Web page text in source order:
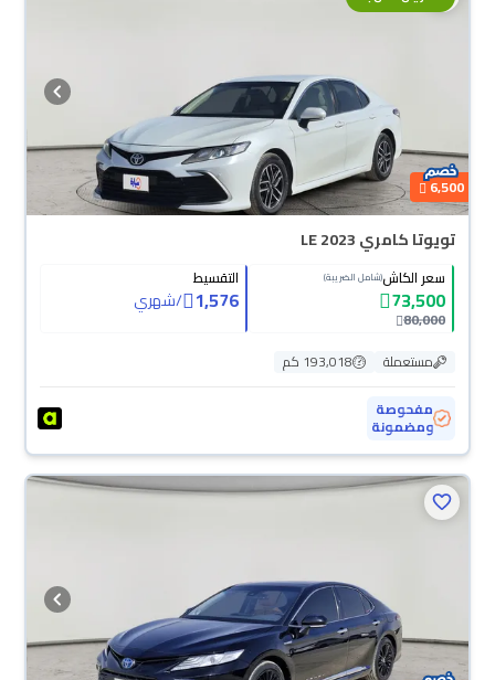
6,500
تويوتا كامري LE 2023
سعر الكاش(شامل الضريبة)
73,500
80,000
التقسيط
1,576
/شهري
مستعملة
193,018 كم
مفحوصة
ومضمونة